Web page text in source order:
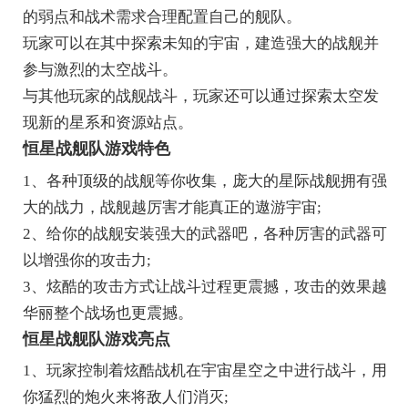
的弱点和战术需求合理配置自己的舰队。
玩家可以在其中探索未知的宇宙，建造强大的战舰并
参与激烈的太空战斗。
与其他玩家的战舰战斗，玩家还可以通过探索太空发
现新的星系和资源站点。
恒星战舰队游戏特色
1、各种顶级的战舰等你收集，庞大的星际战舰拥有强
大的战力，战舰越厉害才能真正的遨游宇宙;
2、给你的战舰安装强大的武器吧，各种厉害的武器可
以增强你的攻击力;
3、炫酷的攻击方式让战斗过程更震撼，攻击的效果越
华丽整个战场也更震撼。
恒星战舰队游戏亮点
1、玩家控制着炫酷战机在宇宙星空之中进行战斗，用
你猛烈的炮火来将敌人们消灭;